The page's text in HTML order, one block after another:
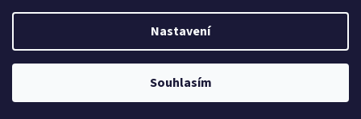
Nastavení
Souhlasím
Copyright 2026E-shop Zdravý život. Všechna práva vyhrazena.